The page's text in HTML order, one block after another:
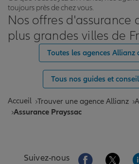
toujours près de chez vous.
Nos offres d'assurance
plus grandes villes de
Toutes les agences Allianz
Tous nos guides et
Accueil Trouver une agence Allianz
Assurance Prayssac
Suivez-nous Aller sur laAller